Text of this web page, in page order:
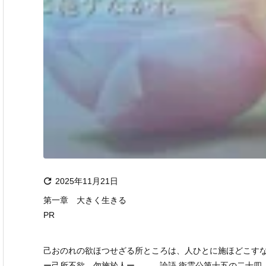
 2025年11月21日
第一章 大きく生きる
PR
己おのれの欲ほつせざる所ところは、人ひとに施ほどこす